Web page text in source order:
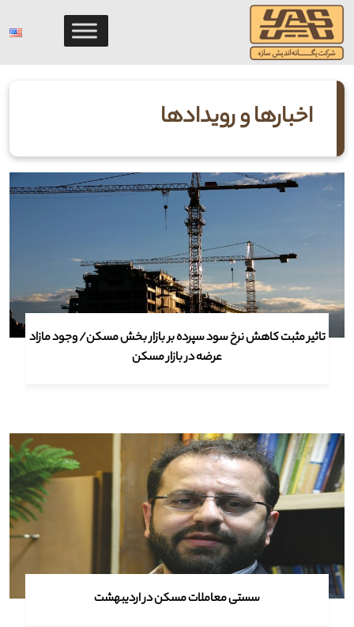
Skip
content
اخبارها و رویدادها
تاثیر مثبت کاهش نرخ سود سپرده بر بازار بخش مسکن/ وجود مازاد
عرضه در بازار مسکن
سستی معاملات مسکن در اردیبهشت